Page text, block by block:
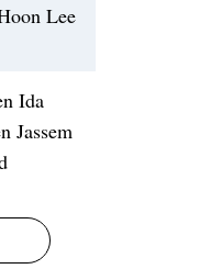
Lee
Ida
Jassem